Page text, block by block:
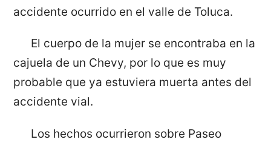
accidente ocurrido en el valle de Toluca.
El cuerpo de la mujer se encontraba en la
cajuela de un Chevy, por lo que es muy
probable que ya estuviera muerta antes del
accidente vial.
Los hechos ocurrieron sobre Paseo